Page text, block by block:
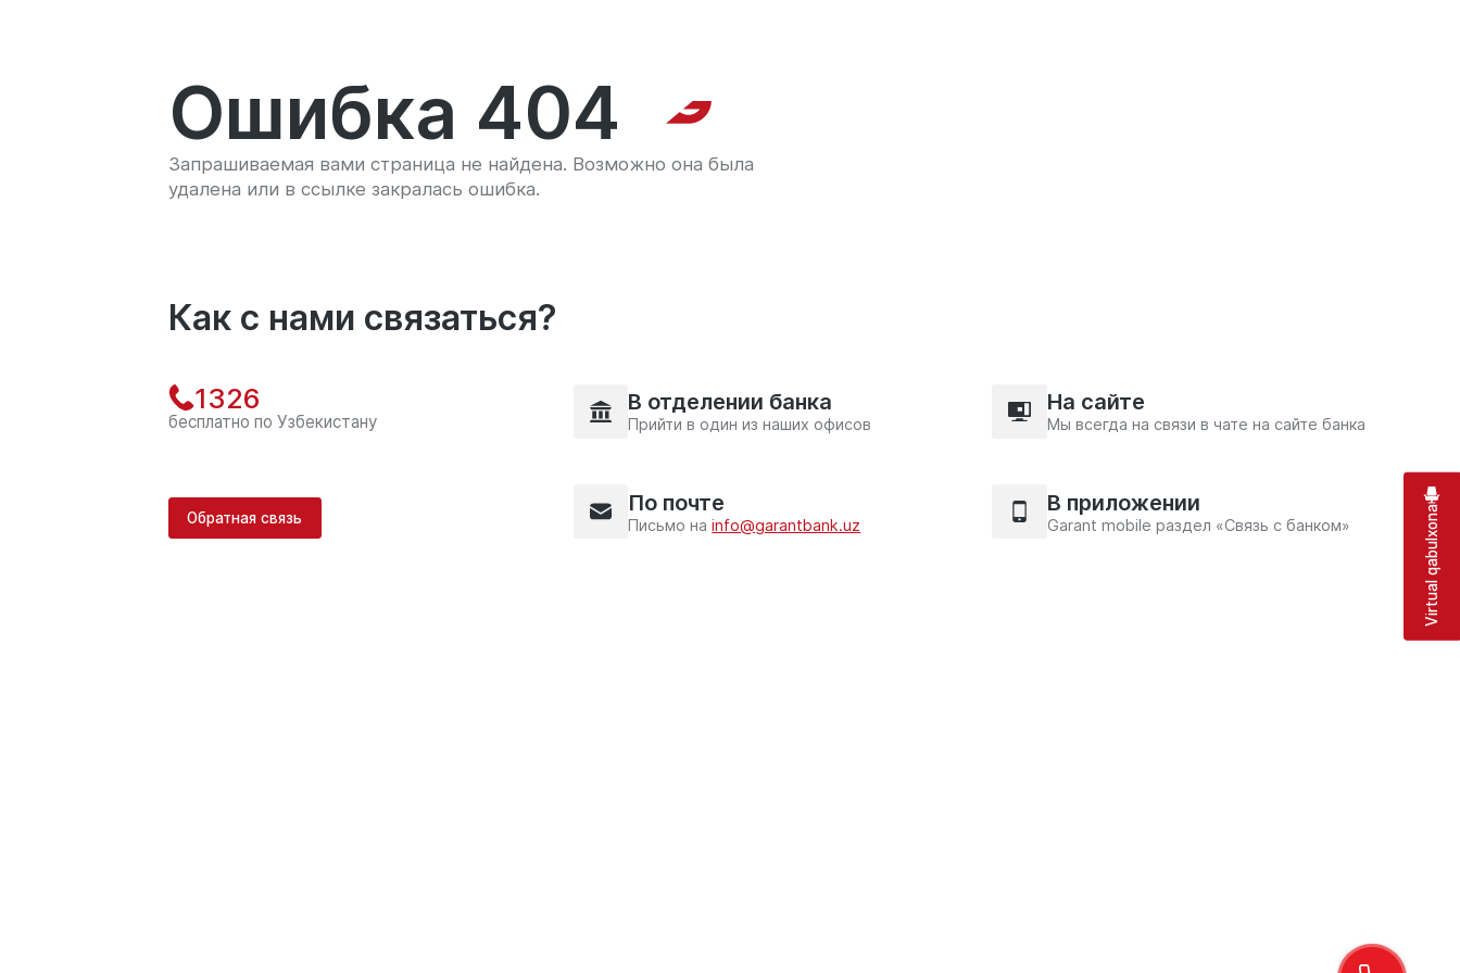
Ошибка 404
Запрашиваемая вами страница не найдена. Возможно она была
удалена или в ссылке закралась ошибка.
Как с нами связаться?
1326
бесплатно по Узбекистану
Обратная связь
В отделении банка
Прийти в один из наших офисов
На сайте
Мы всегда на связи в чате на сайте банка
По почте
Письмо наinfo@garantbank.uz
В приложении
Garant mobile раздел «Связь с банком» Virtual qabulxona